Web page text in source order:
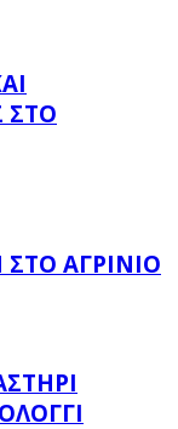
ΣΤΟ
ΑΓΡΊΝΙΟ